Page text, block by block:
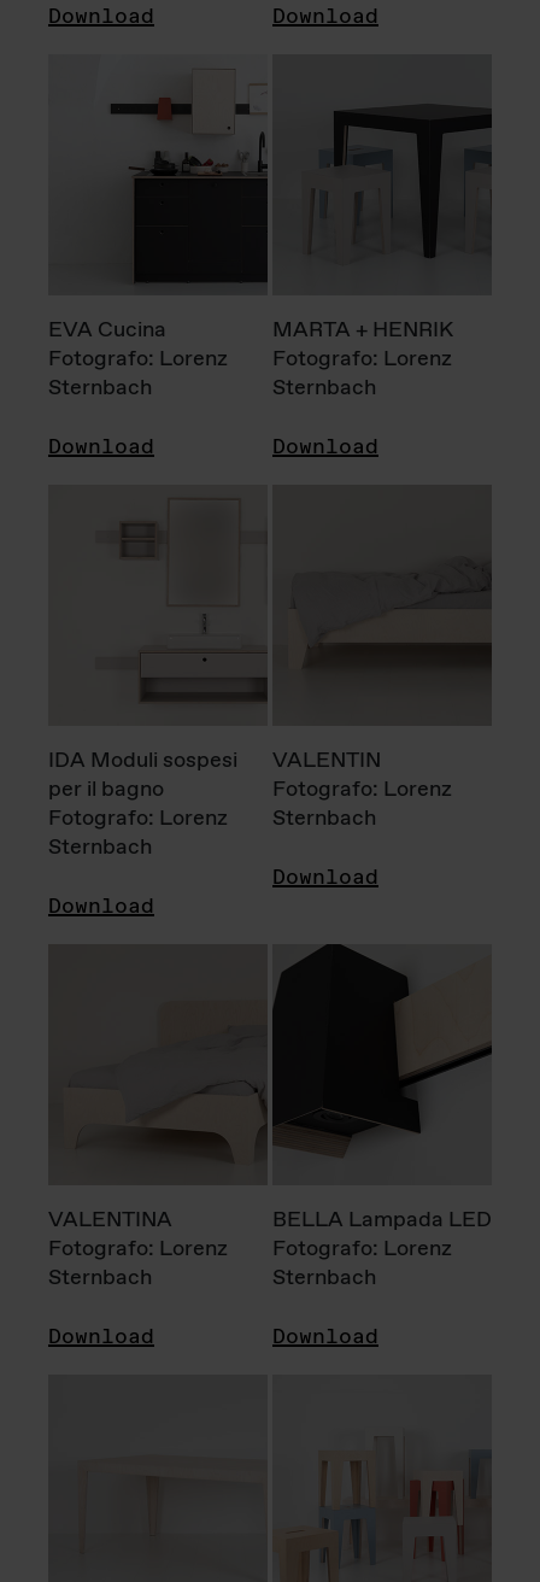
Download Download
EVA Cucina
Fotografo: Lorenz
Sternbach
Download
MARTA + HENRIK
Fotografo: Lorenz
Sternbach
Download
IDA Moduli sospesi
per il bagno
Fotografo: Lorenz
Sternbach
Download
VALENTIN
Fotografo: Lorenz
Sternbach
Download
VALENTINA
Fotografo: Lorenz
Sternbach
Download
BELLA Lampada LED
Fotografo: Lorenz
Sternbach
Download